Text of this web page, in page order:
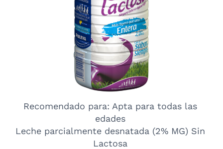
Recomendado para: Apta para todas las
edades
Leche parcialmente desnatada (2% MG) Sin
Lactosa